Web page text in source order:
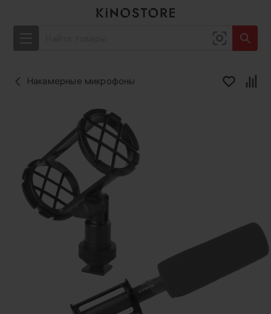
Накамерные микрофоны